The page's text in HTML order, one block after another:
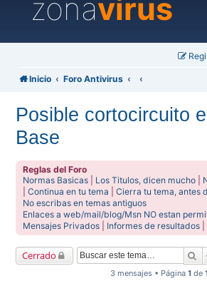
zonavirus
Inicio Foro Antivirus
Posible cortocircuito
Base
Reglas del Foro
Normas Basicas
Los Titulos, dicen mucho
|Continua en tu tema |Cierra tu tema, antes
No escribas en temas antiguos
Enlaces a web/mail/blog/Msn NO estan
Mensajes Privados
Informes de resultados |
Cerrado
3 mensajes • Página 1 de 1